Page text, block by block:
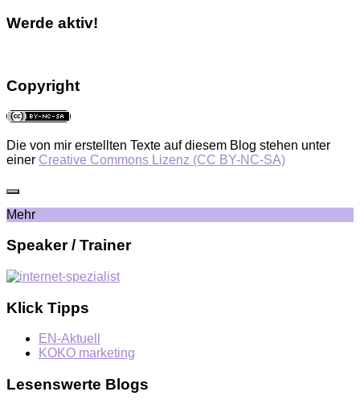
Werde aktiv!
Copyright
Die von mir erstellten Texte auf diesem Blog stehen unter
einer Creative Commons Lizenz (CC BY-NC-SA)
Mehr
Speaker / Trainer
Klick Tipps
EN-Aktuell
KOKO marketing
Lesenswerte Blogs